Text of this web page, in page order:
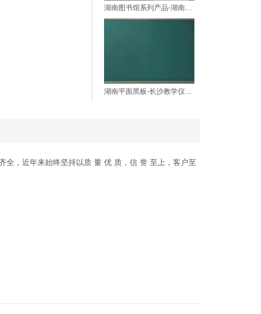
湖南图书馆系列产品-湖南教学仪器厂家
湖南平面黑板-长沙教学仪器厂家
全，近年来始终坚持以质 量 优 质，信 誉 至上，客户至